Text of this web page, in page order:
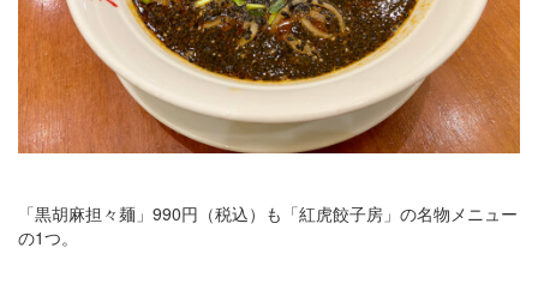
「黒胡麻担々麺」990円（税込）も「紅虎餃子房」の名物メニュー
の1つ。